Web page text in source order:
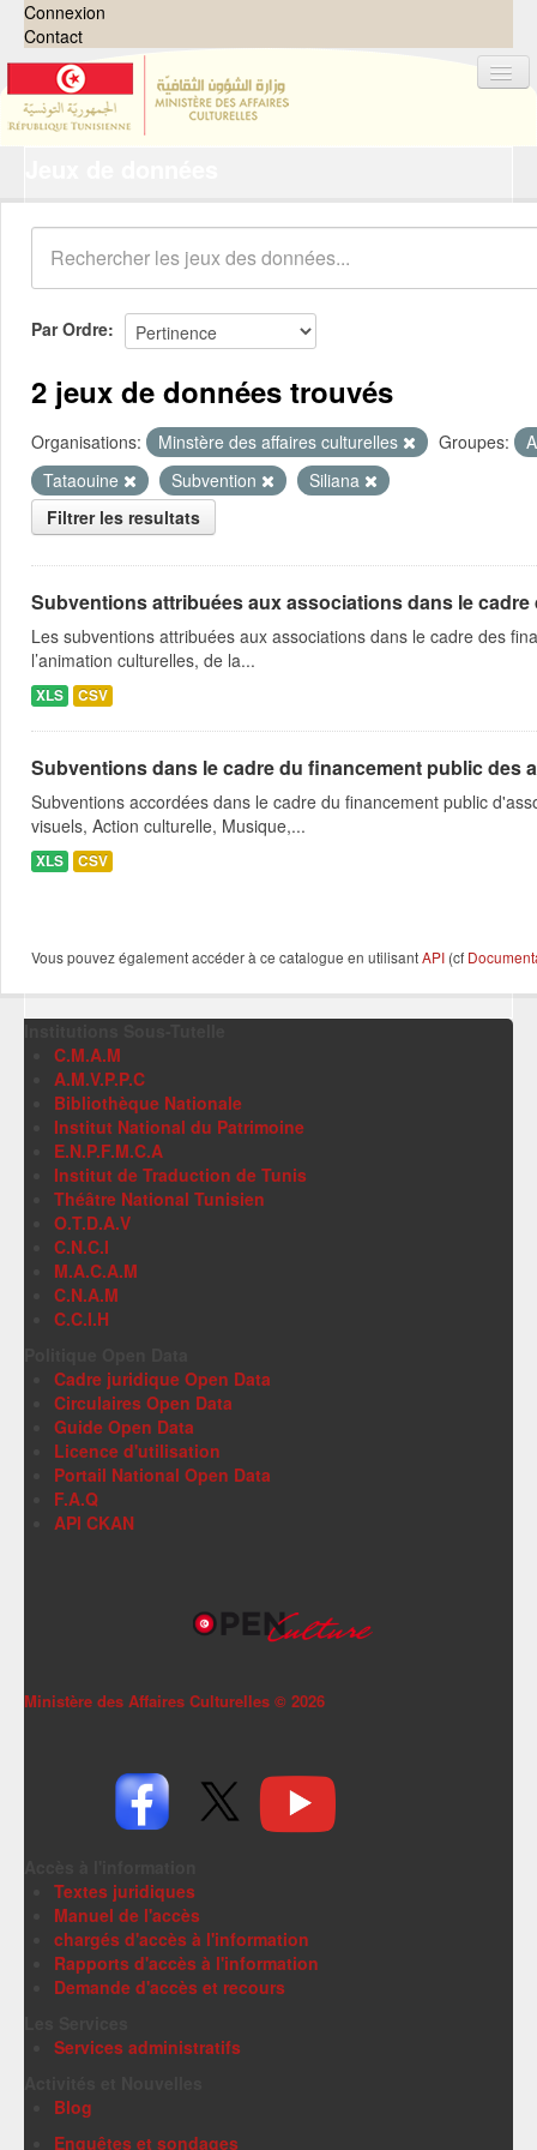
Connexion
Contact
Organisations
Groupes
Demandes 0
À propos
Par Ordre
2 jeux de données trouvés
Organisations: Minstère des affaires culturelles Groupes:
Tataouine
Subvention
Siliana
Filtrer les resultats
Subventions attribuées aux associations dans le
Les subventions attribuées aux associations dans le cadre des
l’animation culturelles, de la...
XLS CSV
Subventions dans le cadre du financement public des
Subventions accordées dans le cadre du financement public
visuels, Action culturelle, Musique,...
XLS CSV
Vous pouvez également accéder à ce catalogue en utilisantAPI (cf
C.M.A.M
A.M.V.P.P.C
Bibliothèque Nationale
Institut National du Patrimoine
E.N.P.F.M.C.A
Institut de Traduction de Tunis
Théâtre National Tunisien
O.T.D.A.V
C.N.C.I
M.A.C.A.M
C.N.A.M
C.C.I.H
Cadre juridique Open Data
Circulaires Open Data
Guide Open Data
Licence d'utilisation
Portail National Open Data
F.A.Q
API CKAN
Ministère des Affaires Culturelles © 2026
Textes juridiques
Manuel de l'accès
chargés d'accès à l'information
Rapports d'accès à l'information
Demande d'accès et recours
Services administratifs
Blog
Enquêtes et sondages